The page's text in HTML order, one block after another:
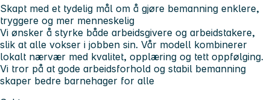
Skapt med et tydelig mål om å gjøre bemanning enklere,
tryggere og mer menneskelig
Vi ønsker å styrke både arbeidsgivere og arbeidstakere,
slik at alle vokser i jobben sin. Vår modell kombinerer
lokalt nærvær med kvalitet, opplæring og tett oppfølging.
Vi tror på at gode arbeidsforhold og stabil bemanning
skaper bedre barnehager for alle